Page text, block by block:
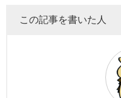
この記事を書いた人